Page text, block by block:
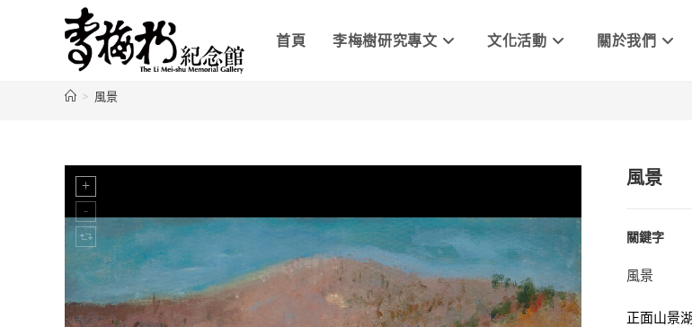
首頁 李梅樹研究專文 文化活動 關於我們
> 風景
風景
關鍵字
風景
正面山景